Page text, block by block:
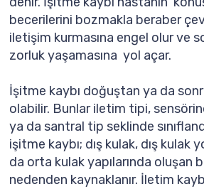
becerilerini bozmakla beraber
iletişim kurmasına engel olur ve
zorluk yaşamasına yol açar.
İşitme kaybı doğuştan ya da
olabilir. Bunlar iletim tipi,
ya da santral tip seklinde
işitme kaybı; dış kulak, dış kulak
da orta kulak yapılarında oluşan
nedenden kaynaklanır. İletim